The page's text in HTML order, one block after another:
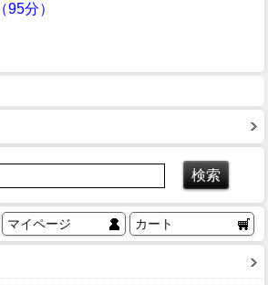
（95分）
マイページ カート